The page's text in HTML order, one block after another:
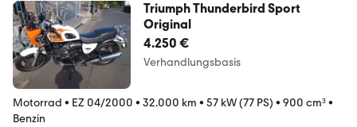
Triumph Thunderbird Sport
Original
4.250 €
Verhandlungsbasis
Motorrad • EZ 04/2000 • 32.000 km • 57 kW (77 PS) • 900 cm³•
Benzin